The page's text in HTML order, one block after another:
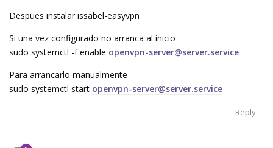
Despues instalar issabel-easyvpn
Si una vez configurado no arranca al inicio
sudo systemctl -f enable openvpn-server@server.service
Para arrancarlo manualmente
sudo systemctl start openvpn-server@server.service
Reply